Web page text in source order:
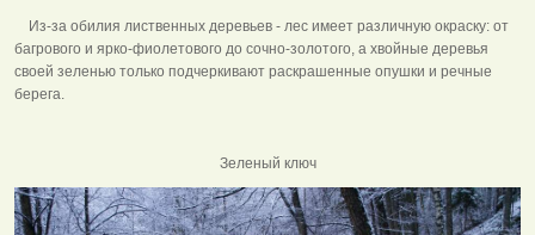
Из-за обилия лиственных деревьев - лес имеет различную окраску: от
багрового и ярко-фиолетового до сочно-золотого, а хвойные деревья
своей зеленью только подчеркивают раскрашенные опушки и речные
берега.
Зеленый ключ